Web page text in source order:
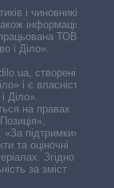
і чиновників,
інформація про
ТОВ «ІА
і Діло».
створені ГО
і є власністю
Діло».
на правах
підтримки».
та оціночні
Згідно з
за зміст